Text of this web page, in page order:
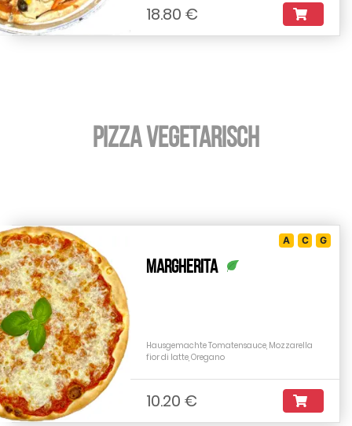
18.80 €
Pizza vegetarisch
Margherita
A C G
Hausgemachte Tomatensauce, Mozzarella
fior di latte, Oregano
10.20 €